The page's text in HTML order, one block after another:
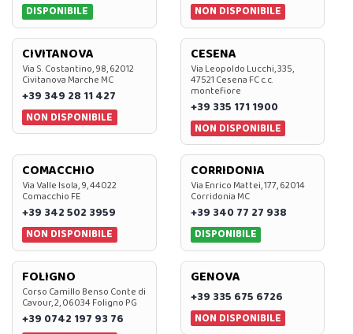
DISPONIBILE
NON DISPONIBILE
CIVITANOVA
Via S. Costantino, 98, 62012
Civitanova Marche MC
+39 349 28 11 427
NON DISPONIBILE
CESENA
Via Leopoldo Lucchi, 335,
47521 Cesena FC c.c.
montefiore
+39 335 171 1900
NON DISPONIBILE
COMACCHIO
Via Valle Isola, 9, 44022
Comacchio FE
+39 342 502 3959
NON DISPONIBILE
CORRIDONIA
Via Enrico Mattei, 177, 62014
Corridonia MC
+39 340 77 27 938
DISPONIBILE
FOLIGNO
Corso Camillo Benso Conte di
Cavour, 2, 06034 Foligno PG
+39 0742 197 93 76
GENOVA
+39 335 675 6726
NON DISPONIBILE